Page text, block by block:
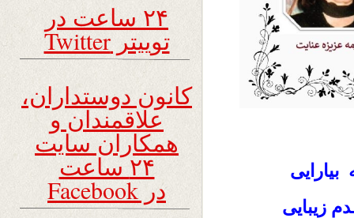
زیبایی
۲۴ ساعت در
توییتر Twitter
کانون دوستداران،
علاقمندان و
همکاران سایت
۲۴ ساعت
در Facebook